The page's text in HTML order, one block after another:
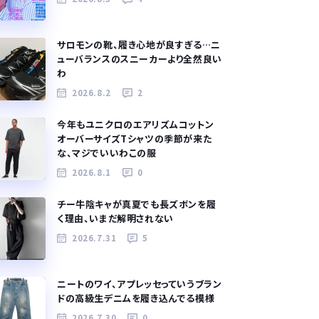
サロモンの靴、履き心地が良すぎる…ニ
ューバランスのスニーカーより全然良い
わ
2026.8.2 2
今年もユニクロのエアリズムコットン
オーバーサイズTシャツの季節が来た
な、マジでいいわこの服
2026.8.1 0
チー牛陰キャが真夏でも長ズボンを履
く理由、いまだ解明されない
2026.7.31 5
ニートのワイ、アプレッセっていうブラン
ドの高級生デニムを履き込んでる模様